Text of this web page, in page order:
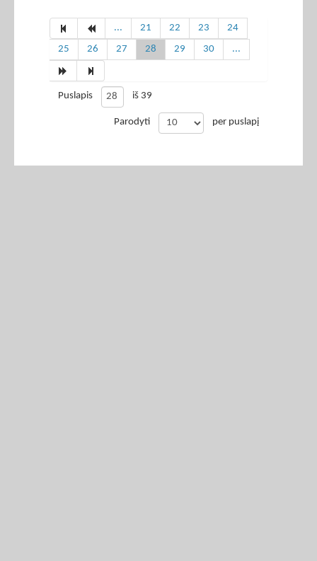
... 21 22 23
24
25
26 27 28 29 30 ...
Puslapis iš 39
Parodyti per puslapį